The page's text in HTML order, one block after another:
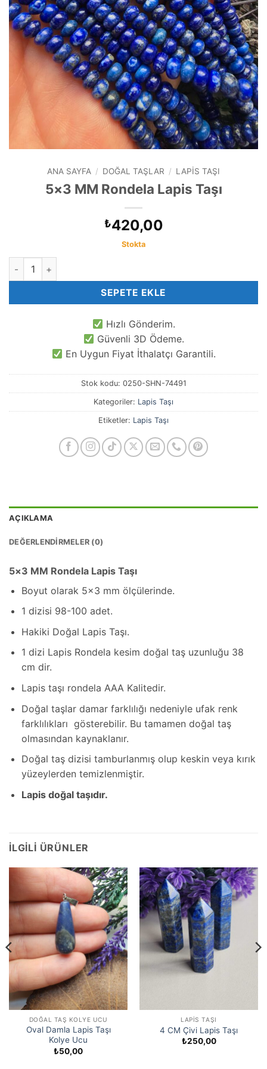
ANA SAYFA / DOĞAL TAŞLAR / LAPIS TAŞI
5×3 MM Rondela Lapis Taşı
₺420,00
Stokta
5x3 MM Rondela Lapis Taşı adet
SEPETE EKLE
Hızlı Gönderim.
Güvenli 3D Ödeme.
En Uygun Fiyat İthalatçı Garantili.
Stok kodu: 0250-SHN-74491
Kategoriler: Lapis Taşı
Etiketler: Lapis Taşı
AÇIKLAMA
DEĞERLENDIRMELER (0)
5×3 MM Rondela Lapis Taşı
Boyut olarak 5×3 mm ölçülerinde.
1 dizisi 98-100 adet.
Hakiki Doğal Lapis Taşı.
1 dizi Lapis Rondela kesim doğal taş uzunluğu 38
cm dir.
Lapis taşı rondela AAA Kalitedir.
Doğal taşlar damar farklılığı nedeniyle ufak renk
farklılıkları gösterebilir. Bu tamamen doğal taş
olmasından kaynaklanır.
Doğal taş dizisi tamburlanmış olup keskin veya kırık
yüzeylerden temizlenmiştir.
Lapis doğal taşıdır.
İLGILI ÜRÜNLER
DOĞAL TAŞ KOLYE UCU
Oval Damla Lapis Taşı
Kolye Ucu
₺50,00
LAPIS TAŞI
4 CM Çivi Lapis Taşı
₺250,00